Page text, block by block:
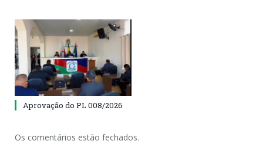
Aprovação do PL 008/2026
Os comentários estão fechados.